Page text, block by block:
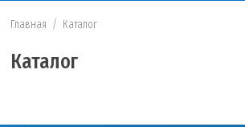
Главная / Каталог
Каталог